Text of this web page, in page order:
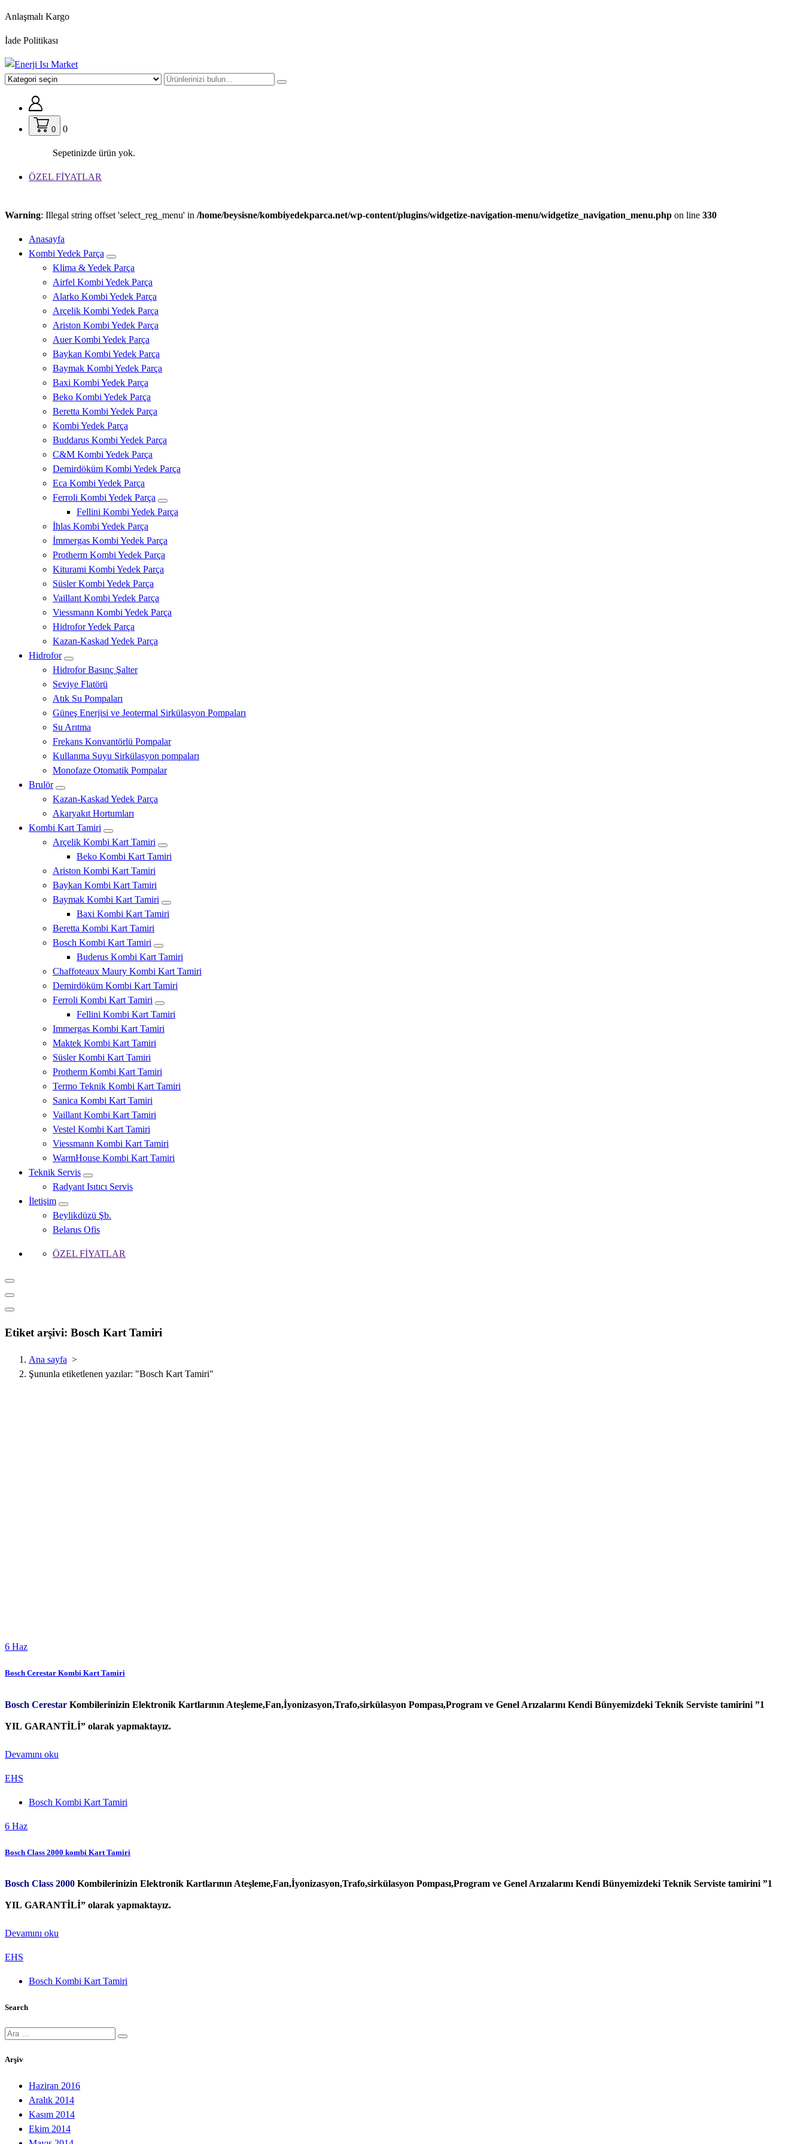
İçeriğe
Anlaşmalı Kargo
İade Politikası
0 0
Sepetinizde ürün yok.
ÖZEL FİYATLAR
Warning: Illegal string offset 'select_reg_menu' in /home/beysisne/kombiyedekparca.net/wp-content/plugins/widgetize-navigation-menu/widgetize_navigation_menu.php on line 330
Anasayfa
Kombi Yedek Parça
Klima & Yedek Parça
Airfel Kombi Yedek Parça
Alarko Kombi Yedek Parça
Arçelik Kombi Yedek Parça
Ariston Kombi Yedek Parça
Auer Kombi Yedek Parça
Baykan Kombi Yedek Parça
Baymak Kombi Yedek Parça
Baxi Kombi Yedek Parça
Beko Kombi Yedek Parça
Beretta Kombi Yedek Parça
Kombi Yedek Parça
Buddarus Kombi Yedek Parça
C&M Kombi Yedek Parça
Demirdöküm Kombi Yedek Parça
Eca Kombi Yedek Parça
Ferroli Kombi Yedek Parça
Fellini Kombi Yedek Parça
İhlas Kombi Yedek Parça
İmmergas Kombi Yedek Parça
Protherm Kombi Yedek Parça
Kiturami Kombi Yedek Parça
Süsler Kombi Yedek Parça
Vaillant Kombi Yedek Parça
Viessmann Kombi Yedek Parça
Hidrofor Yedek Parça
Kazan-Kaskad Yedek Parça
Hidrofor
Hidrofor Basınç Şalter
Seviye Flatörü
Atık Su Pompaları
Güneş Enerjisi ve Jeotermal Sirkülasyon Pompaları
Su Arıtma
Frekans Konvantörlü Pompalar
Kullanma Suyu Sirkülasyon pompaları
Monofaze Otomatik Pompalar
Brulör
Kazan-Kaskad Yedek Parça
Akaryakıt Hortumları
Kombi Kart Tamiri
Arçelik Kombi Kart Tamiri
Beko Kombi Kart Tamiri
Ariston Kombi Kart Tamiri
Baykan Kombi Kart Tamiri
Baymak Kombi Kart Tamiri
Baxi Kombi Kart Tamiri
Beretta Kombi Kart Tamiri
Bosch Kombi Kart Tamiri
Buderus Kombi Kart Tamiri
Chaffoteaux Maury Kombi Kart Tamiri
Demirdöküm Kombi Kart Tamiri
Ferroli Kombi Kart Tamiri
Fellini Kombi Kart Tamiri
Immergas Kombi Kart Tamiri
Maktek Kombi Kart Tamiri
Süsler Kombi Kart Tamiri
Protherm Kombi Kart Tamiri
Termo Teknik Kombi Kart Tamiri
Sanica Kombi Kart Tamiri
Vaillant Kombi Kart Tamiri
Vestel Kombi Kart Tamiri
Viessmann Kombi Kart Tamiri
WarmHouse Kombi Kart Tamiri
Teknik Servis
Radyant Isıtıcı Servis
İletişim
Beylikdüzü Şb.
Belarus Ofis
ÖZEL FİYATLAR
Etiket arşivi: Bosch Kart Tamiri
Ana sayfa >
Şununla etiketlenen yazılar: "Bosch Kart Tamiri"
6 Haz
Bosch Cerestar Kombi Kart Tamiri
Bosch Cerestar Kombilerinizin Elektronik Kartlarının Ateşleme,Fan,İyonizasyon,Trafo,sirkülasyon Pompası,Program ve Genel Arızalarını Kendi Bünyemizdeki Teknik Serviste tamirini ”1
YIL GARANTİLİ” olarak yapmaktayız.
Devamını oku
EHS
Bosch Kombi Kart Tamiri
6 Haz
Bosch Class 2000 kombi Kart Tamiri
Bosch Class 2000 Kombilerinizin Elektronik Kartlarının Ateşleme,Fan,İyonizasyon,Trafo,sirkülasyon Pompası,Program ve Genel Arızalarını Kendi Bünyemizdeki Teknik Serviste tamirini ”1
YIL GARANTİLİ” olarak yapmaktayız.
Devamını oku
EHS
Bosch Kombi Kart Tamiri
Search
Ara:
Arşiv
Haziran 2016
Aralık 2014
Kasım 2014
Ekim 2014